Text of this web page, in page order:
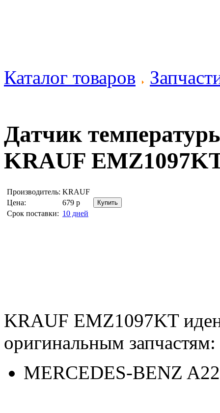
Каталог товаров
Датчик
KRAUF
Производитель: KRAUF
Цена:
679 р
Срок поставки: 10 дней
KRAUF EMZ1097KT
оригинальным запчастям:
MERCEDES-BENZ